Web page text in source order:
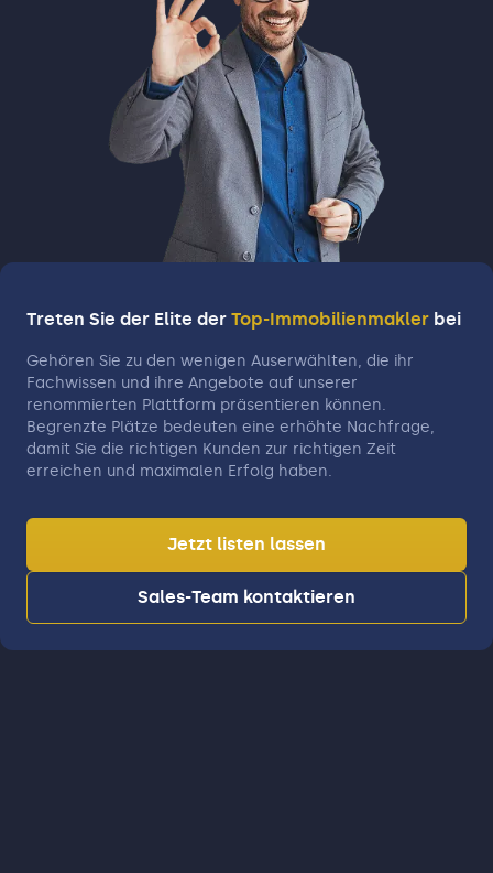
Treten Sie der Elite der Top-Immobilienmakler bei
Gehören Sie zu den wenigen Auserwählten, die ihr
Fachwissen und ihre Angebote auf unserer
renommierten Plattform präsentieren können.
Begrenzte Plätze bedeuten eine erhöhte Nachfrage,
damit Sie die richtigen Kunden zur richtigen Zeit
erreichen und maximalen Erfolg haben.
Jetzt listen lassen
Sales-Team kontaktieren